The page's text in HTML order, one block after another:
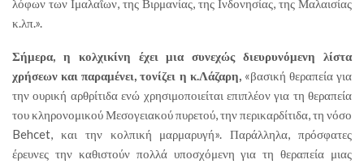
λόφων των Ιμαλαΐων, της Βιρμανίας, της Ινδονησίας, της Μαλαισίας
κ.λπ.».
Σήμερα, η κολχικίνη έχει μια συνεχώς διευρυνόμενη λίστα
χρήσεων και παραμένει, τονίζει η κ.Λάζαρη,«βασική θεραπεία για
την ουρική αρθρίτιδα ενώ χρησιμοποιείται επιπλέον για τη θεραπεία
του κληρονομικού Μεσογειακού πυρετού, την περικαρδίτιδα, τη νόσο
Behcet, και την κολπική μαρμαρυγή». Παράλληλα, πρόσφατες
έρευνες την καθιστούν πολλά υποσχόμενη για τη θεραπεία μιας